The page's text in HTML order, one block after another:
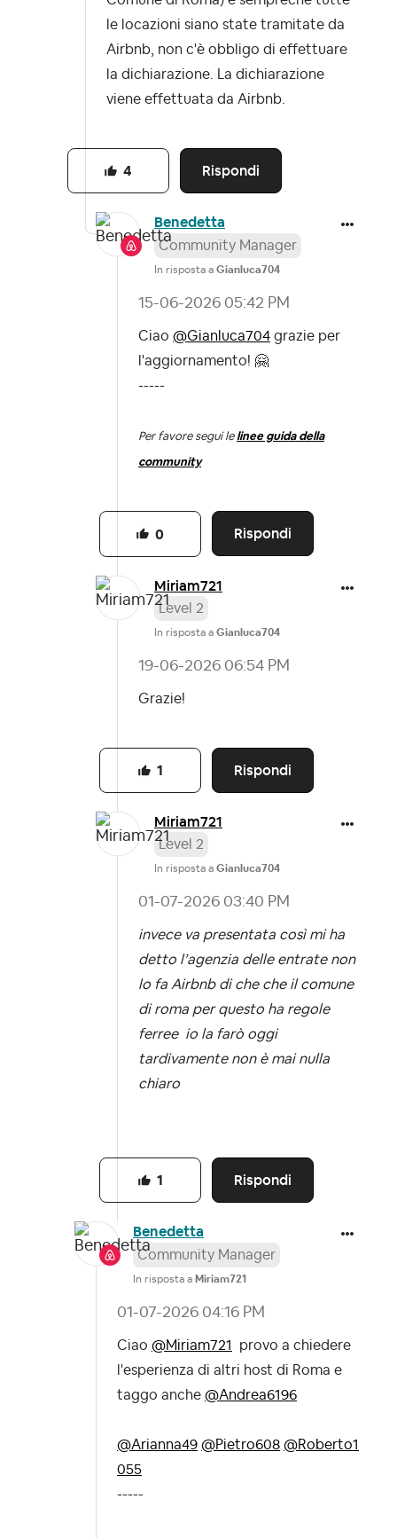
le locazioni siano state tramitate da
Airbnb, non c'è obbligo di effettuare
la dichiarazione. La dichiarazione
viene effettuata da Airbnb.
Rispondi
4
Benedetta
Community Manager
In risposta a Gianluca704
‎15-06-2026 05:42 PM
Ciao @Gianluca704 grazie per
l'aggiornamento! 🤗
-----
Per favore segui le linee guida della
community
Rispondi
0
Miriam721
Level 2
In risposta a Gianluca704
‎19-06-2026 06:54 PM
Grazie!
Rispondi
1
Miriam721
Level 2
In risposta a Gianluca704
‎01-07-2026 03:40 PM
invece va presentata così mi ha
detto l’agenzia delle entrate non
lo fa Airbnb di che che il comune
di roma per questo ha regole
ferree io la farò oggi
tardivamente non è mai nulla
chiaro
Rispondi
1
Benedetta
Community Manager
In risposta a Miriam721
‎01-07-2026 04:16 PM
Ciao @Miriam721
provo a chiedere
l'esperienza di altri host di Roma e
taggo anche @Andrea6196
@Arianna49 @Pietro608 @Roberto1
055
-----